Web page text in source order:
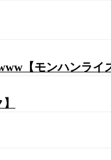
【モンハンライ